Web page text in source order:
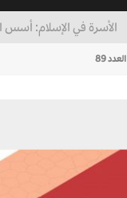
الأسرة في الإسلام: أسس
العظام… صمتٌ يحملالعدد 89